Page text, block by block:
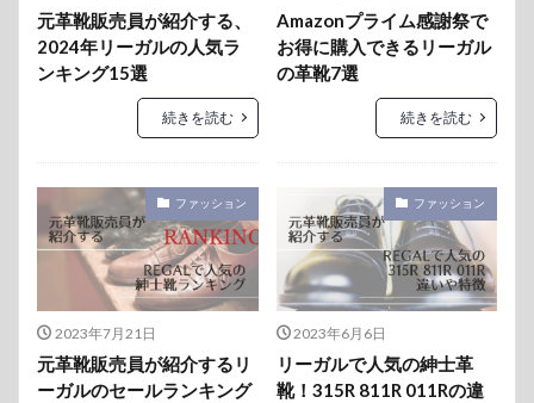
元革靴販売員が紹介する、
2024年リーガルの人気ラ
ンキング15選
続きを読む
Amazonプライム感謝祭で
お得に購入できるリーガル
の革靴7選
続きを読む
ファッション
2023年7月21日
元革靴販売員が紹介するリ
ーガルのセールランキング
ファッション
2023年6月6日
リーガルで人気の紳士革
靴！315R 811R 011Rの違